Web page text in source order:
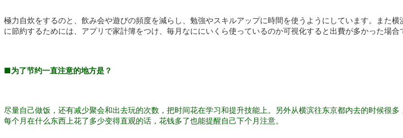
極力自炊をするのと、飲み会や遊びの頻度を減らし、勉強やスキルアップに時間を使うようにしています。また
に節約するためには、アプリで家計簿をつけ、毎月なににいくら使っているのか可視化すると出費が多かった場合
■为了节约一直注意的地方是？
尽量自己做饭，还有减少聚会和出去玩的次数，把时间花在学习和提升技能上。另外从横滨往东京都内去的时候很
每个月在什么东西上花了多少变得直观的话，花钱多了也能提醒自己下个月注意。